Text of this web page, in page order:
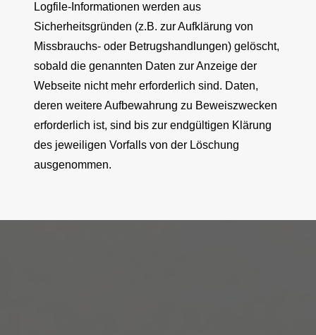
Logfile-Informationen werden aus
Sicherheitsgründen (z.B. zur Aufklärung von
Missbrauchs- oder Betrugshandlungen) gelöscht,
sobald die genannten Daten zur Anzeige der
Webseite nicht mehr erforderlich sind. Daten,
deren weitere Aufbewahrung zu Beweiszwecken
erforderlich ist, sind bis zur endgültigen Klärung
des jeweiligen Vorfalls von der Löschung
ausgenommen.